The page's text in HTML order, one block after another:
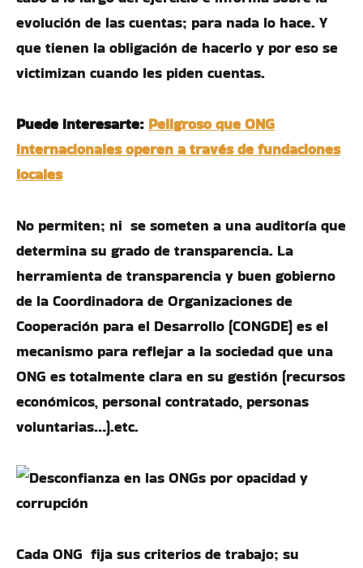
evolución de las cuentas; para nada lo hace. Y
que tienen la obligación de hacerlo y por eso se
victimizan cuando les piden cuentas.
Puede interesarte: Peligroso que ONG
internacionales operen a través de fundaciones
locales
No permiten; ni se someten a una auditoría que
determina su grado de transparencia. La
herramienta de transparencia y buen gobierno
de la Coordinadora de Organizaciones de
Cooperación para el Desarrollo (CONGDE) es el
mecanismo para reflejar a la sociedad que una
ONG es totalmente clara en su gestión (recursos
económicos, personal contratado, personas
voluntarias…).etc.
Cada ONG fija sus criterios de trabajo; su